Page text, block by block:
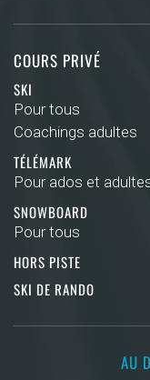
COURS PRIVÉ
SKI
Pour tous
Coachings adultes
TÉLÉMARK
Pour ados et
SNOWBOARD
Pour tous
HORS PISTE
SKI DE RANDO
AU